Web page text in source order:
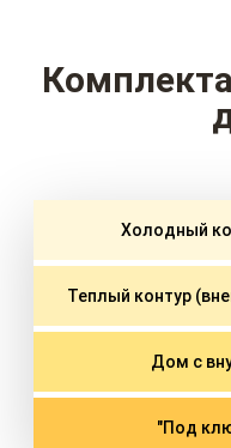
Холодный
Теплый контур
Дом с
"Под